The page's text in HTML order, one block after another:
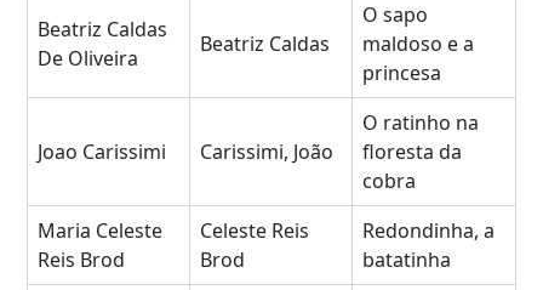
Beatriz Caldas
De Oliveira
Beatriz Caldas
O sapo
maldoso e a
princesa
Joao Carissimi Carissimi, João
O ratinho na
floresta da
cobra
Maria Celeste
Reis Brod
Celeste Reis
Brod
Redondinha, a
batatinha